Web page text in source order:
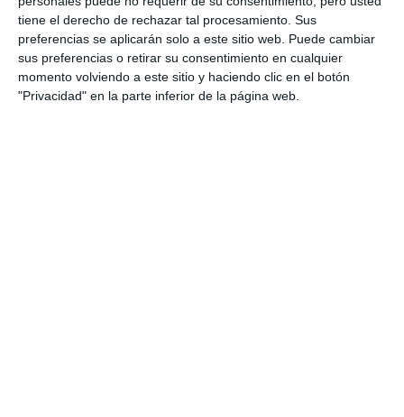
tiene el derecho de rechazar tal procesamiento. Sus
preferencias se aplicarán solo a este sitio web. Puede cambiar
sus preferencias o retirar su consentimiento en cualquier
momento volviendo a este sitio y haciendo clic en el botón
"Privacidad" en la parte inferior de la página web.